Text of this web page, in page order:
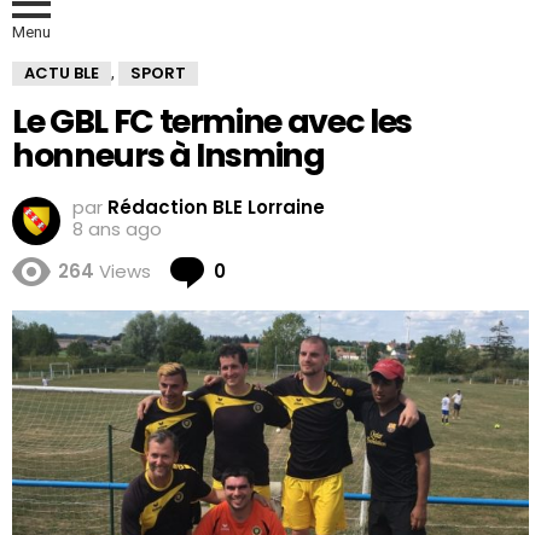
Menu
ACTU BLE , SPORT
Le GBL FC termine avec les
honneurs à Insming
par Rédaction BLE Lorraine
8 ans ago
264 Views 0